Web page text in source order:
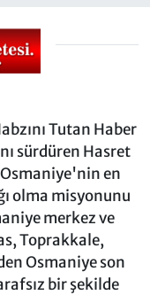
Tutan Haber
sürdüren Hasret
en
olma misyonunu
merkez ve
Toprakkale,
Osmaniye son
bir şekilde